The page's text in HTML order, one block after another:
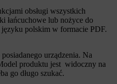
obsługi wszystkich
łańcuchowe lub nożyce do
polskim w formacie PDF.
urządzenia. Na
produktu jest widoczny na
go długo szukać.